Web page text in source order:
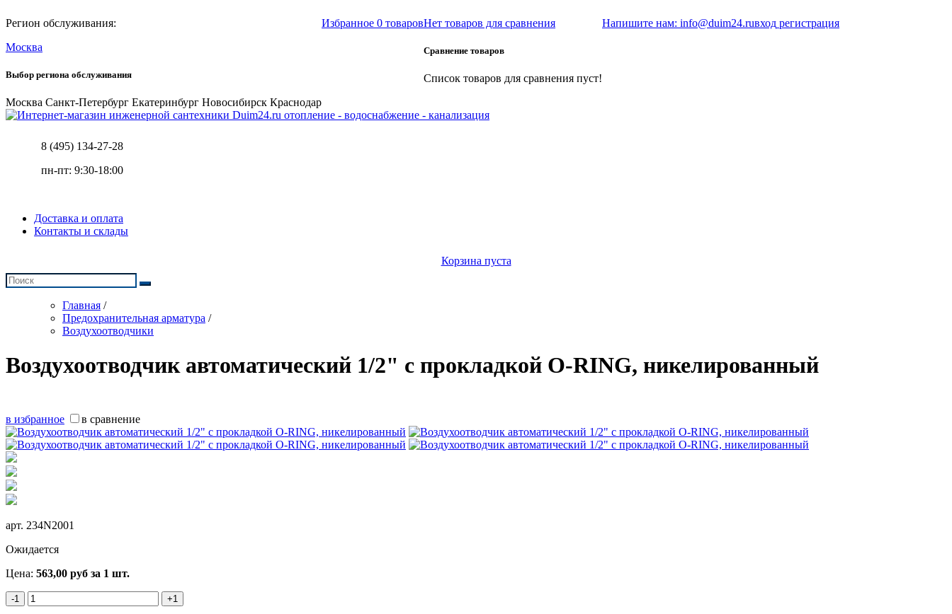
Регион обслуживания:
Москва
Выбор региона обслуживания
Москва Санкт-Петербург Екатеринбург Новосибирск Краснодар
Избранное 0 товаровНет товаров для сравнения
Сравнение товаров
Список товаров для сравнения пуст!
Напишите нам: info@duim24.ruвход регистрация
отопление - водоснабжение - канализация
8 (495) 134-27-28
пн-пт: 9:30-18:00
Доставка и оплата
Контакты и склады
Корзина пуста
Главная /
Предохранительная арматура /
Воздухоотводчики
Воздухоотводчик автоматический 1/2" с прокладкой O-RING, никелированный
в избранное в сравнение
арт. 234N2001
Ожидается
Цена: 563,00 руб за 1 шт.
-1 +1